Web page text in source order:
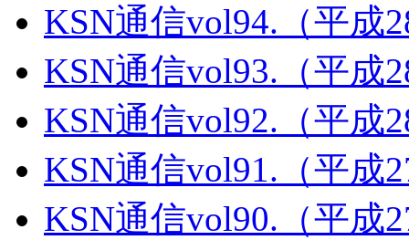
KSN通信vol94.（平成
KSN通信vol93.（平成
KSN通信vol92.（平成
KSN通信vol91.（平成
KSN通信vol90.（平成